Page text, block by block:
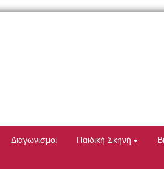
Διαγωνισμοί Παιδική Σκηνή